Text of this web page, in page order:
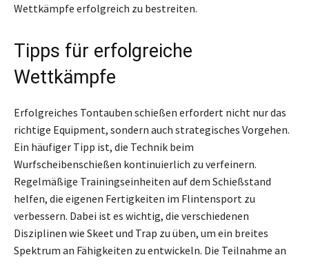
Wettkämpfe erfolgreich zu bestreiten.
Tipps für erfolgreiche
Wettkämpfe
Erfolgreiches Tontauben schießen erfordert nicht nur das
richtige Equipment, sondern auch strategisches Vorgehen.
Ein häufiger Tipp ist, die Technik beim
Wurfscheibenschießen kontinuierlich zu verfeinern.
Regelmäßige Trainingseinheiten auf dem Schießstand
helfen, die eigenen Fertigkeiten im Flintensport zu
verbessern. Dabei ist es wichtig, die verschiedenen
Disziplinen wie Skeet und Trap zu üben, um ein breites
Spektrum an Fähigkeiten zu entwickeln. Die Teilnahme an